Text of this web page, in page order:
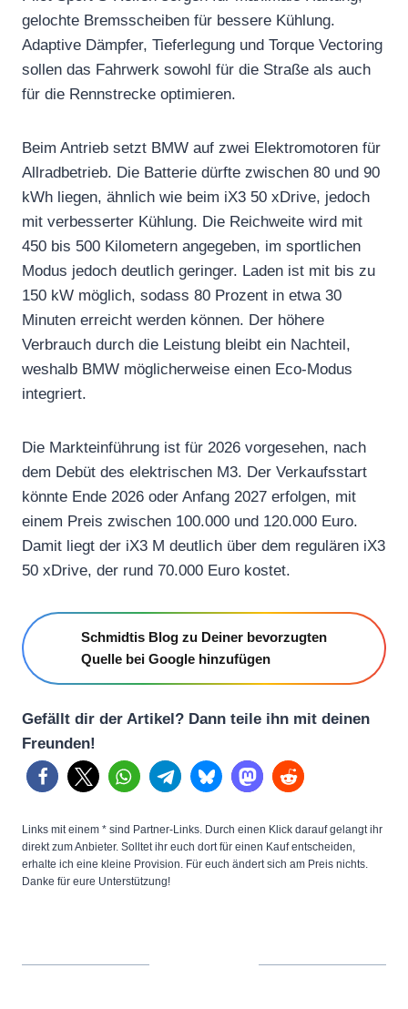
gelochte Bremsscheiben für bessere Kühlung.
Adaptive Dämpfer, Tieferlegung und Torque Vectoring
sollen das Fahrwerk sowohl für die Straße als auch
für die Rennstrecke optimieren.
Beim Antrieb setzt BMW auf zwei Elektromotoren für
Allradbetrieb. Die Batterie dürfte zwischen 80 und 90
kWh liegen, ähnlich wie beim iX3 50 xDrive, jedoch
mit verbesserter Kühlung. Die Reichweite wird mit
450 bis 500 Kilometern angegeben, im sportlichen
Modus jedoch deutlich geringer. Laden ist mit bis zu
150 kW möglich, sodass 80 Prozent in etwa 30
Minuten erreicht werden können. Der höhere
Verbrauch durch die Leistung bleibt ein Nachteil,
weshalb BMW möglicherweise einen Eco-Modus
integriert.
Die Markteinführung ist für 2026 vorgesehen, nach
dem Debüt des elektrischen M3. Der Verkaufsstart
könnte Ende 2026 oder Anfang 2027 erfolgen, mit
einem Preis zwischen 100.000 und 120.000 Euro.
Damit liegt der iX3 M deutlich über dem regulären iX3
50 xDrive, der rund 70.000 Euro kostet.
Schmidtis Blog zu Deiner bevorzugten
Quelle bei Google hinzufügen
Gefällt dir der Artikel? Dann teile ihn mit deinen
Freunden!
Links mit einem * sind Partner-Links. Durch einen Klick darauf gelangt ihr
direkt zum Anbieter. Solltet ihr euch dort für einen Kauf entscheiden,
erhalte ich eine kleine Provision. Für euch ändert sich am Preis nichts.
Danke für eure Unterstützung!